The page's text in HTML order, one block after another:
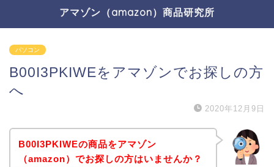
アマゾン（amazon）商品研究所
パソコン
B00I3PKIWEをアマゾンでお探しの方
へ
2020年12月9日
B00I3PKIWEの商品をアマゾン
（amazon）でお探しの方はいませんか？